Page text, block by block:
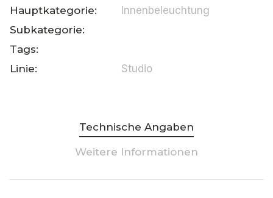
Hauptkategorie:
Innenbeleuchtung
Subkategorie:
Tags:
Linie:
Studio
Technische Angaben
Weitere Informationen